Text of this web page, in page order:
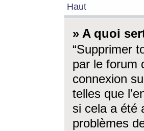
Haut
» A quoi
“Supprimer
par le forum
connexion
telles que
si cela a été
problèmes